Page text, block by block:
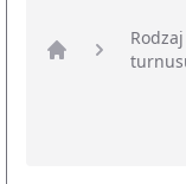
Strona główna
Rodzaj